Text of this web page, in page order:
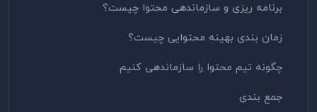
برنامه ریزی و سازماندهی محتوا چیست؟
زمان بندی بهینه محتوایی چیست؟
چگونه تیم محتوا را سازماندهی کنیم
جمع بندی